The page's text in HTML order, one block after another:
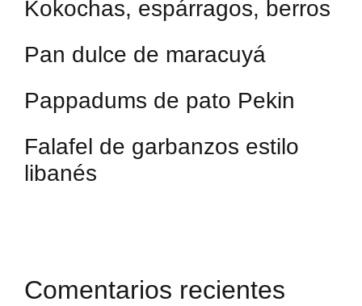
Kokochas, espárragos, berros
Pan dulce de maracuyá
Pappadums de pato Pekin
Falafel de garbanzos estilo
libanés
Comentarios recientes